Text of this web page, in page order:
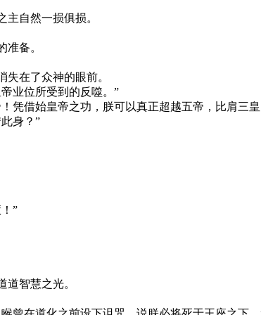
自然一损俱损。
备。
在了众神的眼前。
业位所受到的反噬。”
凭借始皇帝之功，朕可以真正超越五帝，比肩三
身？”
”
智慧之光。